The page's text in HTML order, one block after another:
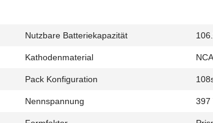
Nutzbare Batteriekapazität
Kathodenmaterial NCA
Pack Konfiguration
Nennspannung 397